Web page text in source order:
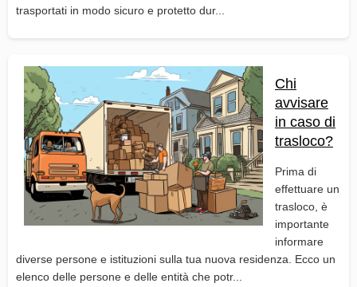
trasportati in modo sicuro e protetto dur...
Chi
avvisare
in caso di
trasloco?
Prima di
effettuare un
trasloco, è
importante
informare
diverse persone e istituzioni sulla tua nuova residenza. Ecco un
elenco delle persone e delle entità che potr...